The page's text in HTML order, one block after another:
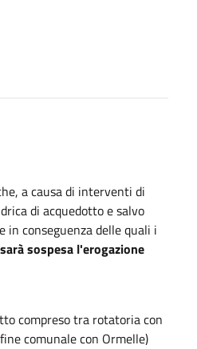
a causa di interventi di
di acquedotto e salvo
in conseguenza delle quali i
sarà sospesa l'erogazione
compreso tra rotatoria con
comunale con Ormelle)